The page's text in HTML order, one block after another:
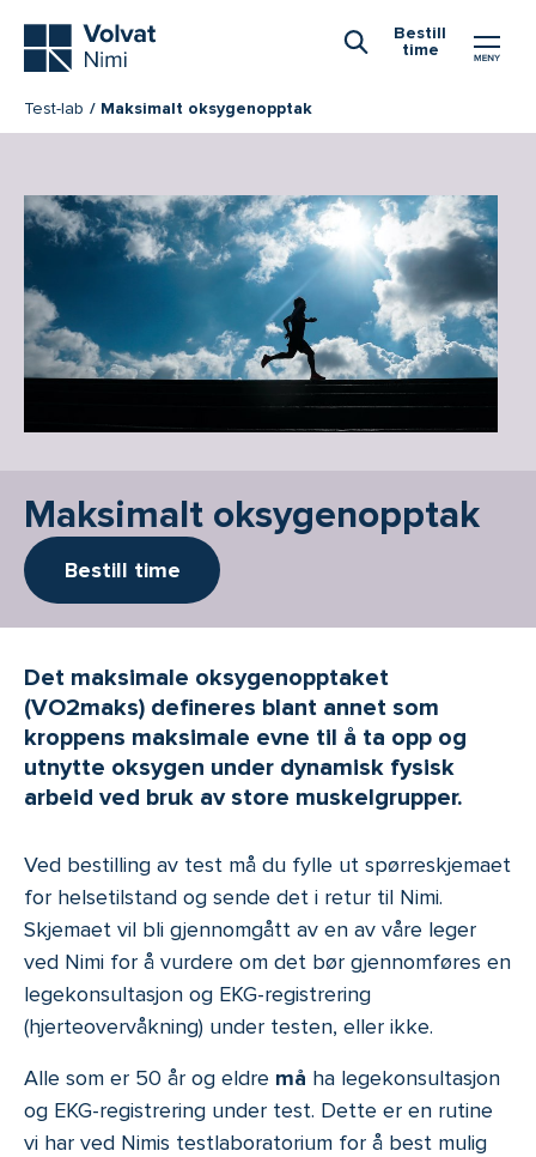
Bestill
time
Test-lab Maksimalt oksygenopptak
Maksimalt oksygenopptak
Bestill time
Det maksimale oksygenopptaket
(VO2maks) defineres blant annet som
kroppens maksimale evne til å ta opp og
utnytte oksygen under dynamisk fysisk
arbeid ved bruk av store muskelgrupper.
Ved bestilling av test må du fylle ut spørreskjemaet
for helsetilstand og sende det i retur til Nimi.
Skjemaet vil bli gjennomgått av en av våre leger
ved Nimi for å vurdere om det bør gjennomføres en
legekonsultasjon og EKG-registrering
(hjerteovervåkning) under testen, eller ikke.
Alle som er 50 år og eldre må ha legekonsultasjon
og EKG-registrering under test. Dette er en rutine
vi har ved Nimis testlaboratorium for å best mulig